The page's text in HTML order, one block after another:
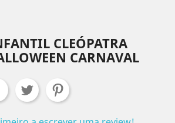
CLEÓPATRA
CARNAVAL